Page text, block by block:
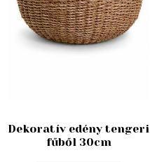
Dekoratív edény tengeri
fűből 30cm